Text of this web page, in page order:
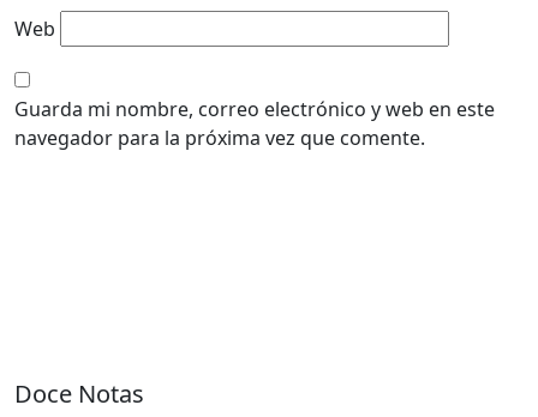
Web
Guarda mi nombre, correo electrónico y web en este
navegador para la próxima vez que comente.
Doce Notas